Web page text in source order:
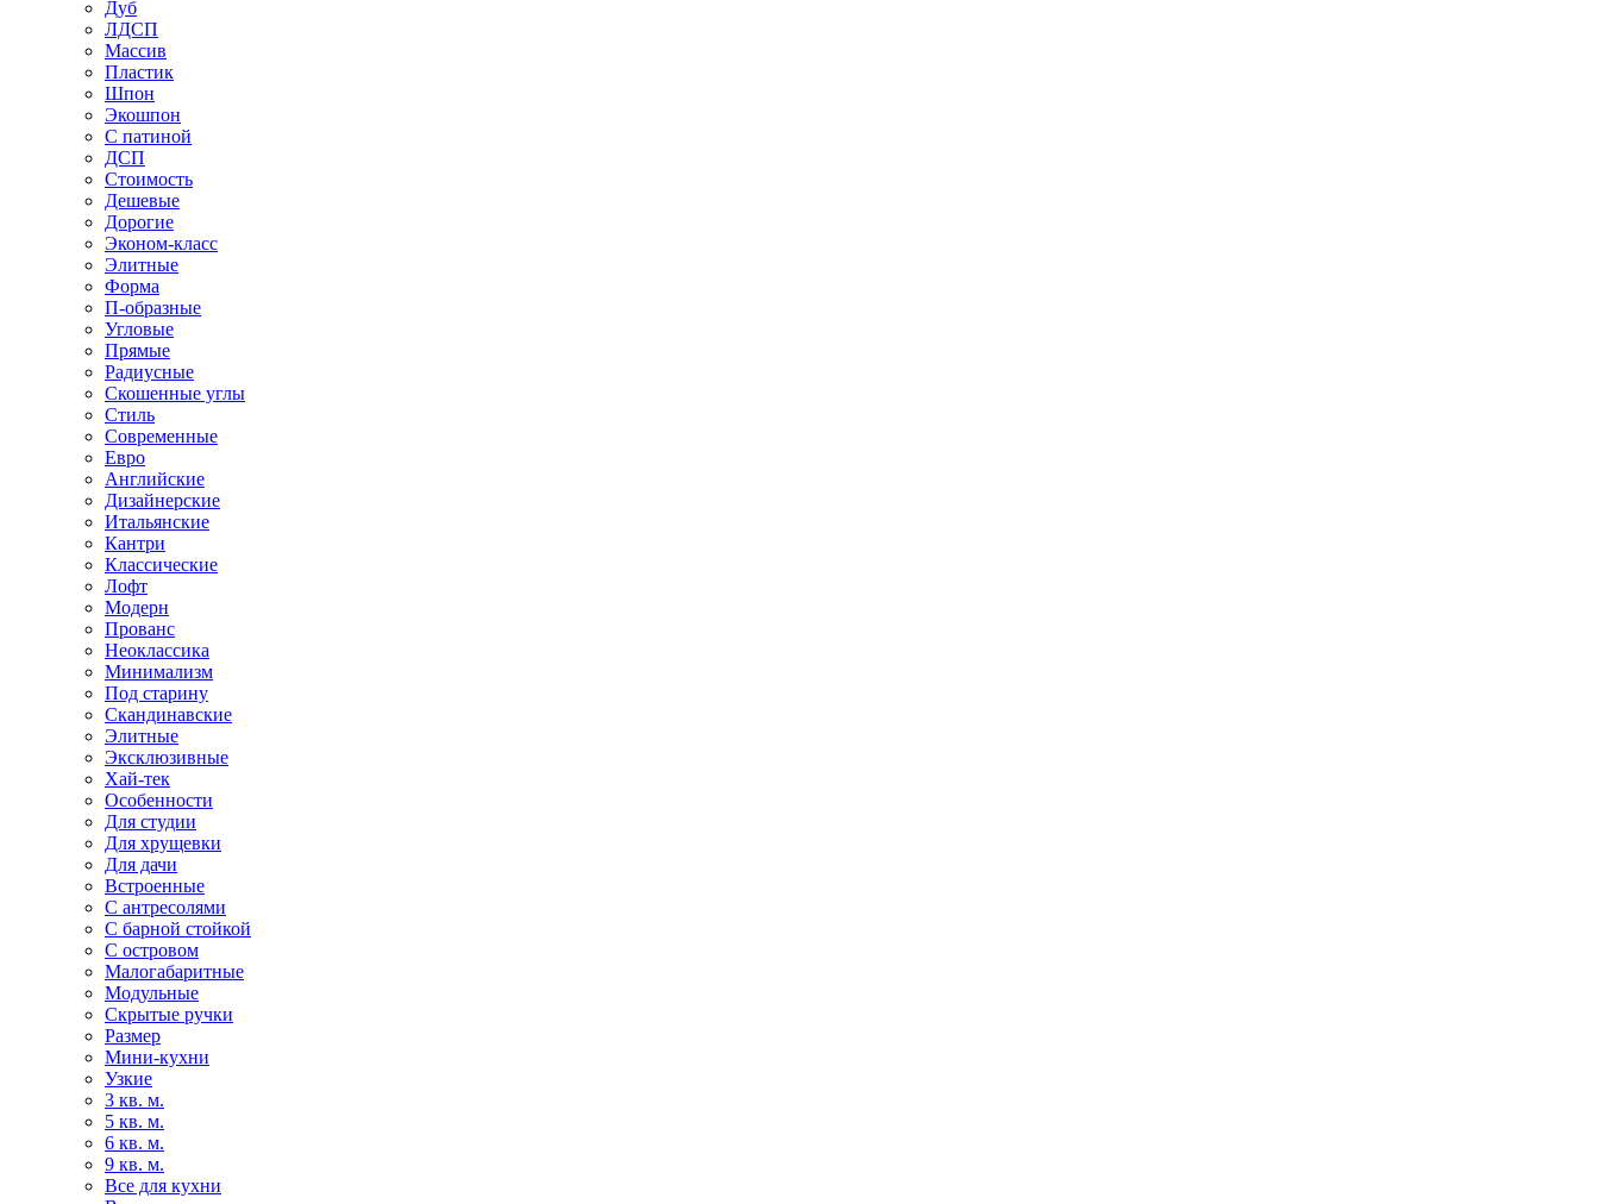
Дуб
ЛДСП
Массив
Пластик
Шпон
Экошпон
С патиной
ДСП
Стоимость
Дешевые
Дорогие
Эконом-класс
Элитные
Форма
П-образные
Угловые
Прямые
Радиусные
Скошенные углы
Стиль
Современные
Евро
Английские
Дизайнерские
Итальянские
Кантри
Классические
Лофт
Модерн
Прованс
Неоклассика
Минимализм
Под старину
Скандинавские
Элитные
Эксклюзивные
Хай-тек
Особенности
Для студии
Для хрущевки
Для дачи
Встроенные
С антресолями
С барной стойкой
С островом
Малогабаритные
Модульные
Скрытые ручки
Размер
Мини-кухни
Узкие
3 кв. м.
5 кв. м.
6 кв. м.
9 кв. м.
Все для кухни